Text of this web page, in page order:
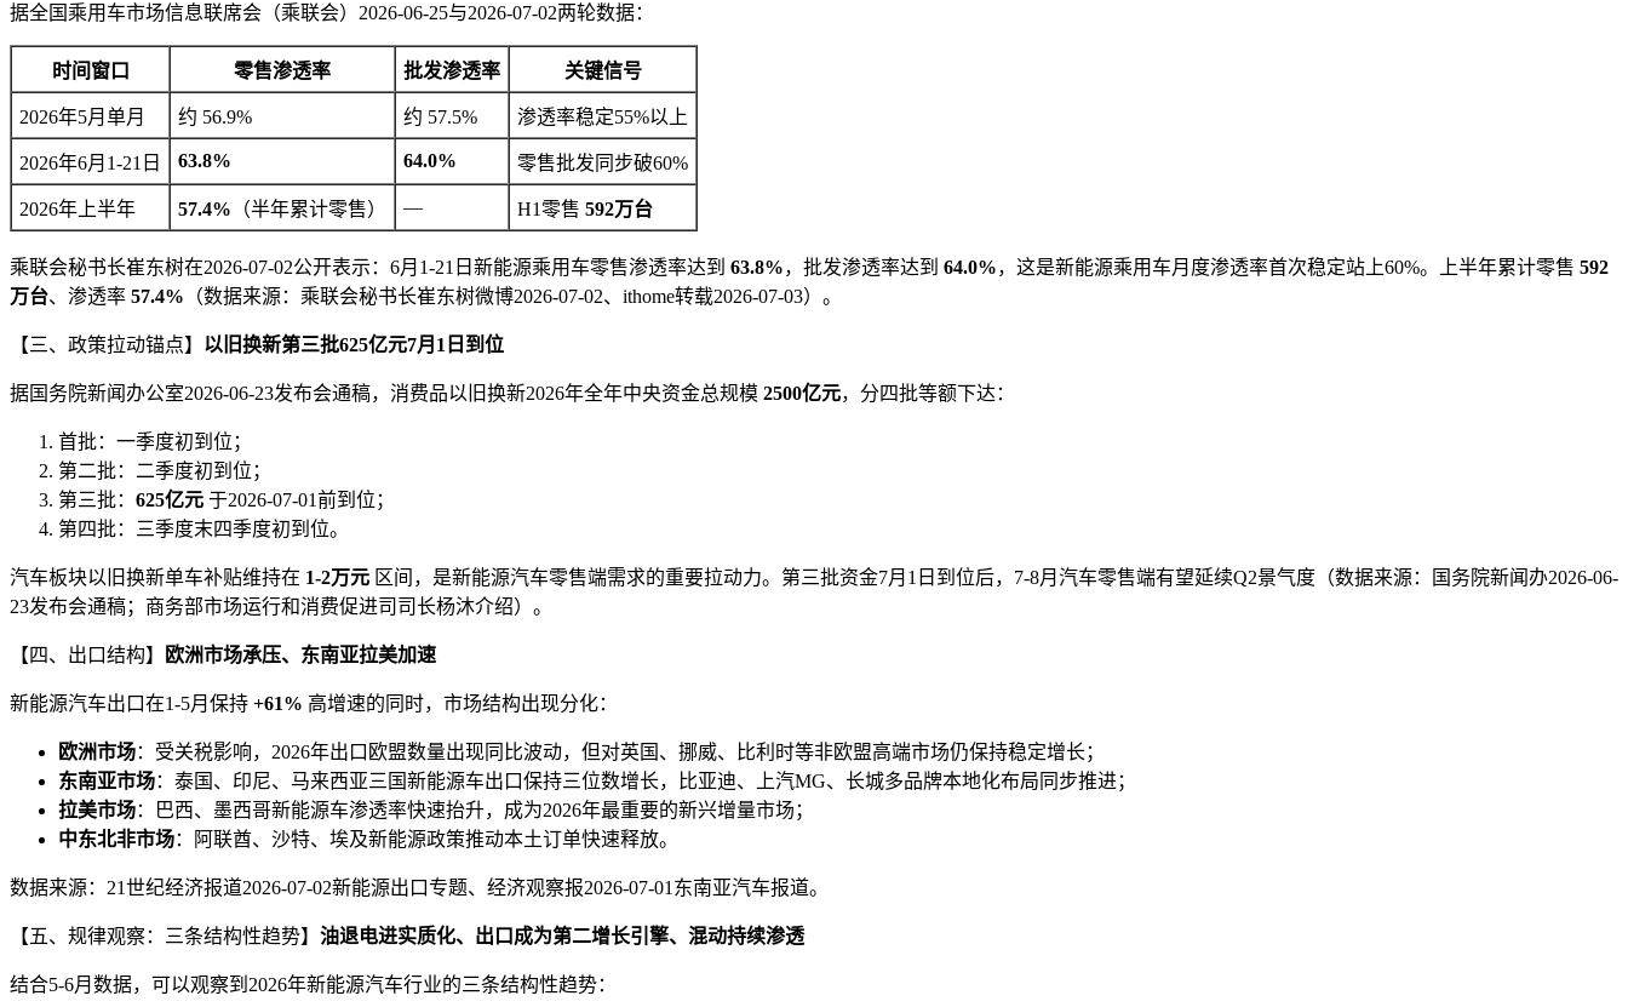
据全国乘用车市场信息联席会（乘联会）2026-06-25与2026-07-02两轮数据：
时间窗口 零售渗透率 批发渗透率 关键信号
2026年5月单月 约 56.9% 约 57.5% 渗透率稳定55%以上
2026年6月1-21日 63.8% 64.0% 零售批发同步破60%
2026年上半年 57.4% （半年累计零售） — H1零售 592万台
乘联会秘书长崔东树在2026-07-02公开表示：6月1-21日新能源乘用车零售渗透率达到 63.8%，批发渗透率达到 64.0%，这是新能源乘用车月度渗透率首次稳定站上60%。上半年累计零售 592
万台、渗透率 57.4% （数据来源：乘联会秘书长崔东树微博2026-07-02、ithome转载2026-07-03）。
【三、政策拉动锚点】 以旧换新第三批625亿元7月1日到位
据国务院新闻办公室2026-06-23发布会通稿，消费品以旧换新2026年全年中央资金总规模 2500亿元，分四批等额下达：
首批：一季度初到位；
第二批：二季度初到位；
第三批： 625亿元 于2026-07-01前到位；
第四批：三季度末四季度初到位。
汽车板块以旧换新单车补贴维持在 1-2万元 区间，是新能源汽车零售端需求的重要拉动力。第三批资金7月1日到位后，7-8月汽车零售端有望延续Q2景气度（数据来源：国务院新闻办2026-06-
23发布会通稿；商务部市场运行和消费促进司司长杨沐介绍）。
【四、出口结构】 欧洲市场承压、东南亚拉美加速
新能源汽车出口在1-5月保持 +61% 高增速的同时，市场结构出现分化：
欧洲市场：受关税影响，2026年出口欧盟数量出现同比波动，但对英国、挪威、比利时等非欧盟高端市场仍保持稳定增长；
东南亚市场：泰国、印尼、马来西亚三国新能源车出口保持三位数增长，比亚迪、上汽MG、长城多品牌本地化布局同步推进；
拉美市场：巴西、墨西哥新能源车渗透率快速抬升，成为2026年最重要的新兴增量市场；
中东北非市场：阿联酋、沙特、埃及新能源政策推动本土订单快速释放。
数据来源：21世纪经济报道2026-07-02新能源出口专题、经济观察报2026-07-01东南亚汽车报道。
【五、规律观察：三条结构性趋势】 油退电进实质化、出口成为第二增长引擎、混动持续渗透
结合5-6月数据，可以观察到2026年新能源汽车行业的三条结构性趋势：